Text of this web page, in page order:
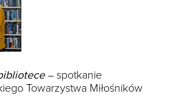
– spotkanie
Towarzystwa Miłośników